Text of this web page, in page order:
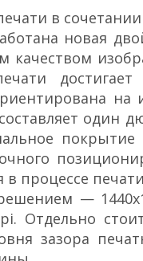
в
новая
качеством
на
один
процессе
—
Отдельно
зазора